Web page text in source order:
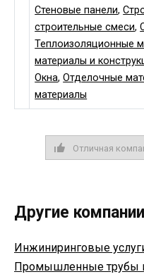
Стеновые панели,
строительные смеси,
Теплоизоляционные
материалы и
Окна,Отделочные
материалы
Отличная
Другие
Инжиниринговые
Промышленные трубы